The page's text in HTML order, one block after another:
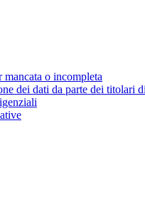
mancata o incompleta
dei dati da parte dei titolari